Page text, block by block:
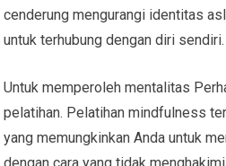
cenderung mengurangi identitas
untuk terhubung dengan diri sendiri.
Untuk memperoleh mentalitas
pelatihan. Pelatihan mindfulness
yang memungkinkan Anda untuk